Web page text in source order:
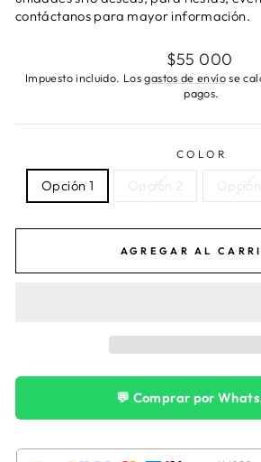
contáctanos para mayor información.
Precio
habitual
$55 000
Impuesto incluido. Losgastos de envíose
pagos.
COLOR
Opción 1 Opción 2
AGREGAR AL
💬 Comprar por